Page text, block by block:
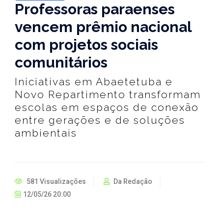
Professoras paraenses
vencem prêmio nacional
com projetos sociais
comunitários
Iniciativas em Abaetetuba e
Novo Repartimento transformam
escolas em espaços de conexão
entre gerações e de soluções
ambientais
581 Visualizações
Da Redação
12/05/26 20:00